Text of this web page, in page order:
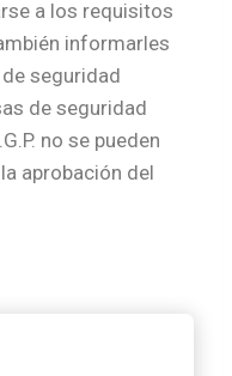
a los requisitos
informarles
seguridad
de seguridad
no se pueden
aprobación del